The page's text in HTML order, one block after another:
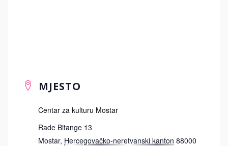
MJESTO
Centar za kulturu Mostar
Rade Bitange 13
Mostar, Hercegovačko-neretvanski kanton 88000